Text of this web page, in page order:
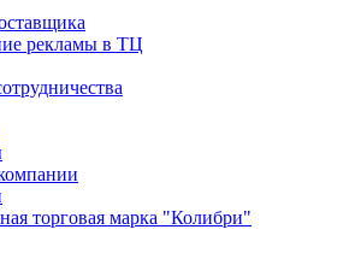
рекламы в ТЦ
торговая марка "Колибри"